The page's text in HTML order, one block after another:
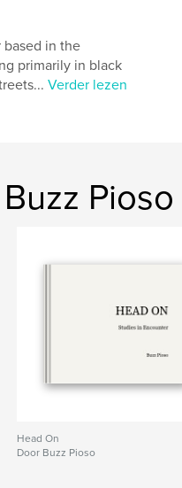
based in the
primarily in black
Verder lezen
Pioso
Head On
Door Buzz Pioso